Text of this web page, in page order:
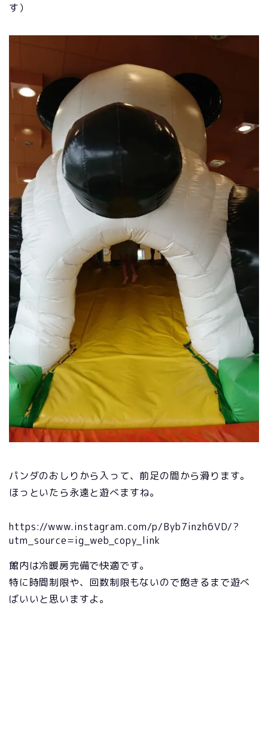
す）
パンダのおしりから入って、前足の間から滑ります。
ほっといたら永遠と遊べますね。
https://www.instagram.com/p/Byb7inzh6VD/?
utm_source=ig_web_copy_link
館内は冷暖房完備で快適です。
特に時間制限や、回数制限もないので飽きるまで遊べ
ばいいと思いますよ。